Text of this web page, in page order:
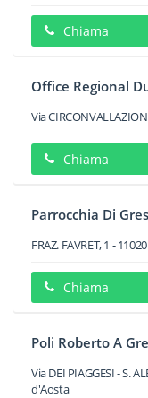
Chiama
Office Regional
Via
Chiama
Parrocchia Di
FRAZ. FAVRET, 1 -11020
Chiama
Poli Roberto A
Via DEI PIAGGESI - S.
d'Aosta